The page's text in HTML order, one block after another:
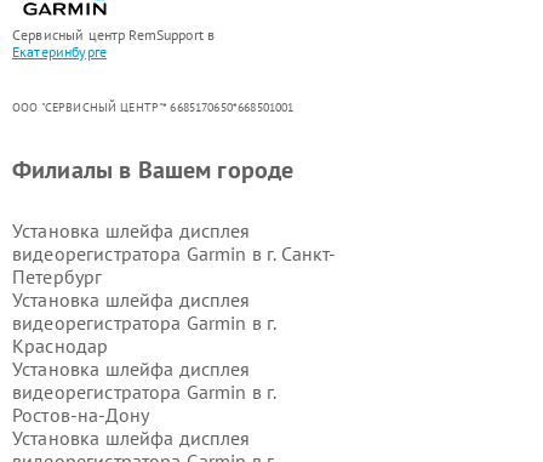
Сервисный центр RemSupport в
Екатеринбурге
ООО "СЕРВИСНЫЙ ЦЕНТР"* 6685170650*668501001
Филиалы в Вашем городе
Установка шлейфа дисплея
видеорегистратора Garmin в г. Санкт-
Петербург
Установка шлейфа дисплея
видеорегистратора Garmin в г.
Краснодар
Установка шлейфа дисплея
видеорегистратора Garmin в г.
Ростов-на-Дону
Установка шлейфа дисплея